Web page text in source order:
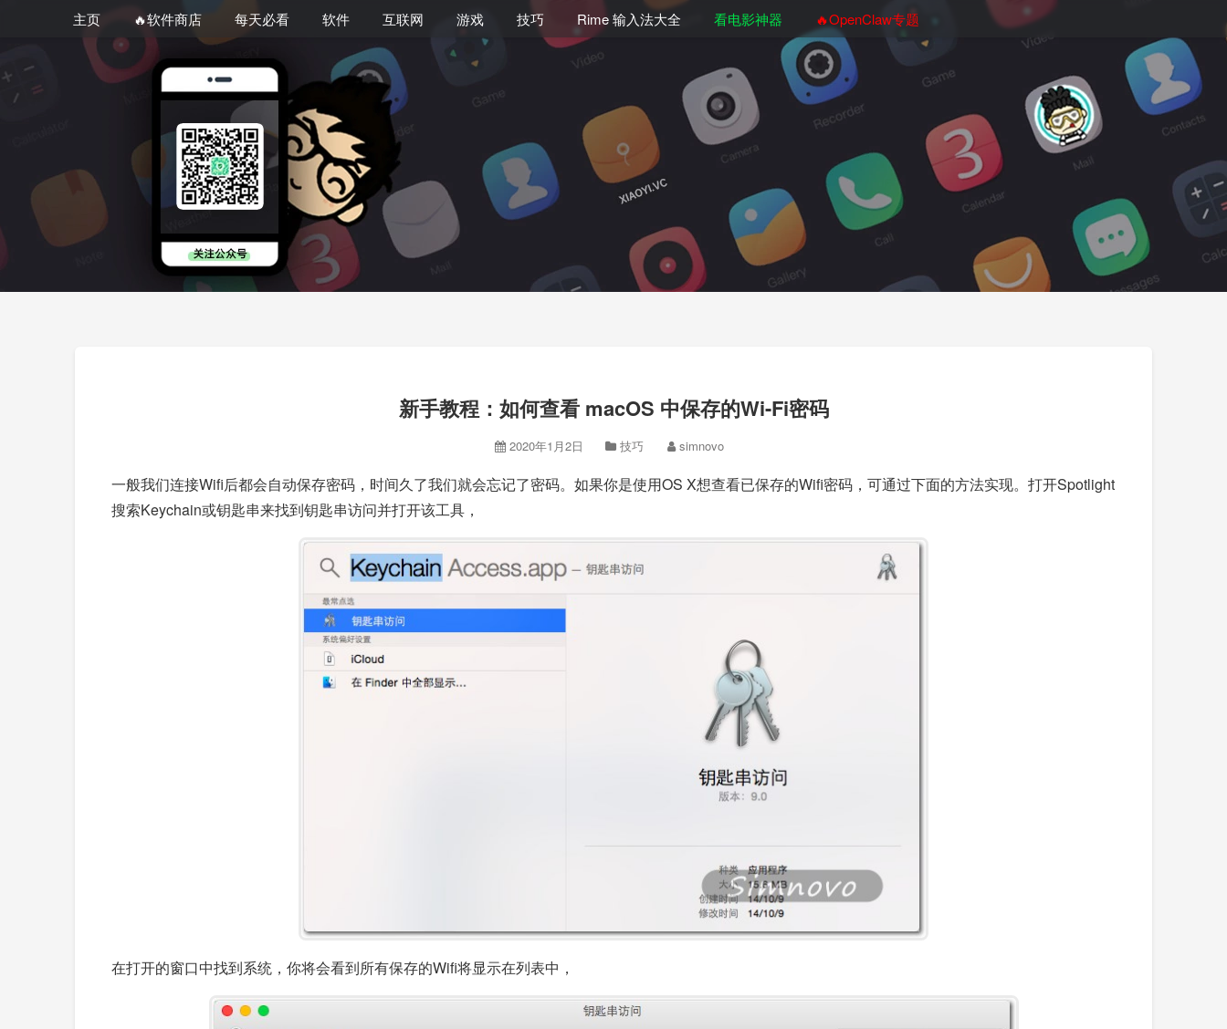
主页 🔥软件商店 每天必看 软件 互联网 游戏 技巧 Rime 输入法大全 看电影神器 🔥OpenClaw专题
新手教程：如何查看 macOS 中保存的Wi-Fi密码
2020年1月2日 技巧 simnovo
一般我们连接Wifi后都会自动保存密码，时间久了我们就会忘记了密码。如果你是使用OS X想查看已保存的Wifi密码，可通过下面的方法实现。打开Spotlight
搜索Keychain或钥匙串来找到钥匙串访问并打开该工具，
在打开的窗口中找到系统，你将会看到所有保存的Wifi将显示在列表中，